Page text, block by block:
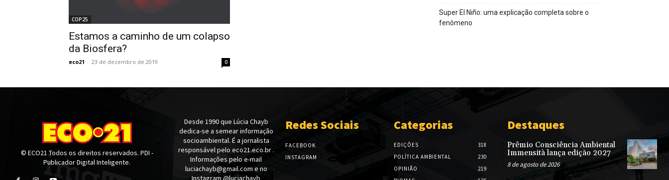
COP25
Estamos a caminho de um colapso
da Biosfera?
eco21 - 23 de dezembro de 2019 0
Super El Niño: uma explicação completa sobre o
fenômeno
© ECO21 Todos os direitos reservados. PDI -
Publicador Digital Inteligente.
Desde 1990 que Lúcia Chayb
dedica-se a semear informação
socioambiental. É a jornalista
responsável pelo eco21.eco.br .
Informações pelo e-mail
luciachayb@gmail.com e no
Instagram @luciachayb
Redes Sociais
FACEBOOK
INSTAGRAM
Categorias
EDIÇÕES
318
POLÍTICA AMBIENTAL
230
OPINIÃO
219
Destaques
Prêmio Consciência Ambiental
Immensità lança edição 2027
8 de agosto de 2026